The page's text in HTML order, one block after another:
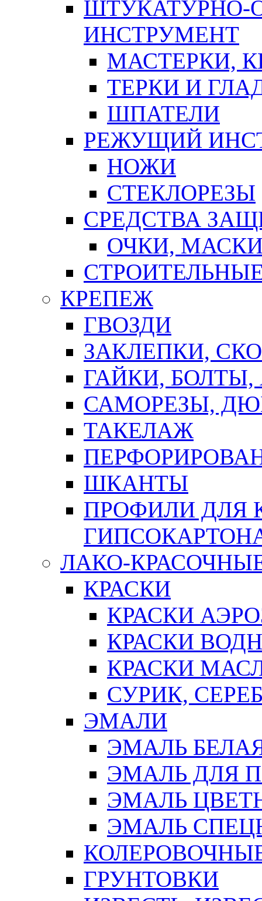
ШТУКАТУРНО-
ИНСТРУМЕНТ
МАСТЕРКИ,
ТЕРКИ И
ШПАТЕЛИ
РЕЖУЩИЙ
НОЖИ
СТЕКЛОРЕЗЫ
СРЕДСТВА
ОЧКИ,
КРЕПЕЖ
ГВОЗДИ
ЗАКЛЕПКИ,
ГАЙКИ,
САМОРЕЗЫ,
ТАКЕЛАЖ
ШКАНТЫ
ПРОФИЛИ ДЛЯ
ЛАКО-
КРАСКИ
КРАСКИ
КРАСКИ
КРАСКИ
СУРИК,
ЭМАЛИ
ЭМАЛЬ
ЭМАЛЬ ДЛЯ
ЭМАЛЬ
ЭМАЛЬ
ГРУНТОВКИ